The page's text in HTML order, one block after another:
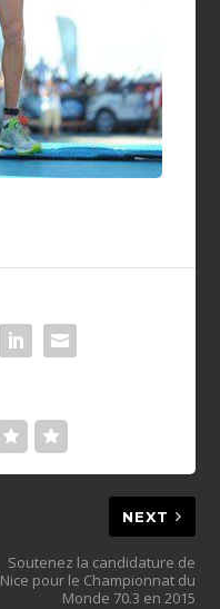
NEXT
Soutenez la candidature de
Nice pour le Championnat du
Monde 70.3 en 2015